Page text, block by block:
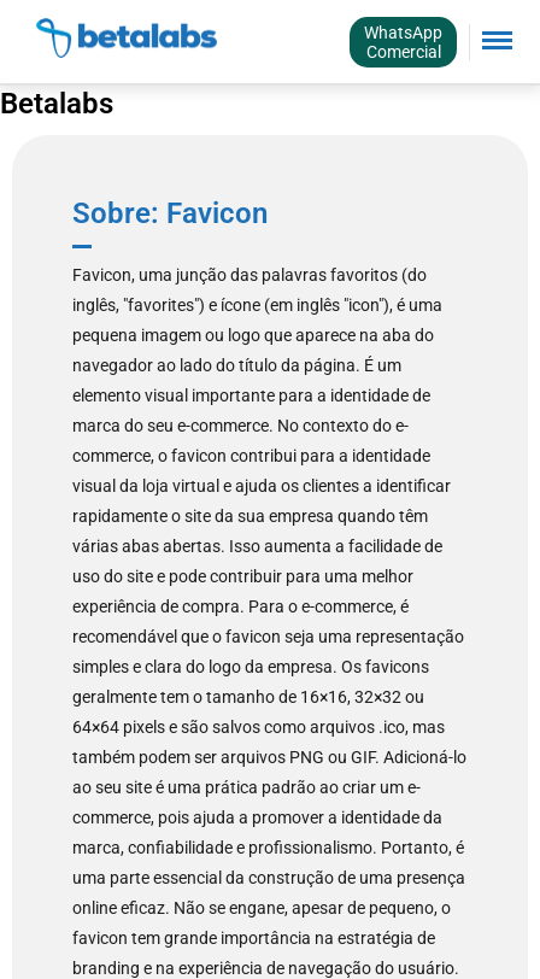
WhatsApp
Comercial
Betalabs
Sobre: Favicon
Favicon, uma junção das palavras favoritos (do
inglês, "favorites") e ícone (em inglês "icon"), é uma
pequena imagem ou logo que aparece na aba do
navegador ao lado do título da página. É um
elemento visual importante para a identidade de
marca do seu e-commerce. No contexto do e-
commerce, o favicon contribui para a identidade
visual da loja virtual e ajuda os clientes a identificar
rapidamente o site da sua empresa quando têm
várias abas abertas. Isso aumenta a facilidade de
uso do site e pode contribuir para uma melhor
experiência de compra. Para o e-commerce, é
recomendável que o favicon seja uma representação
simples e clara do logo da empresa. Os favicons
geralmente tem o tamanho de 16×16, 32×32 ou
64×64 pixels e são salvos como arquivos .ico, mas
também podem ser arquivos PNG ou GIF. Adicioná-lo
ao seu site é uma prática padrão ao criar um e-
commerce, pois ajuda a promover a identidade da
marca, confiabilidade e profissionalismo. Portanto, é
uma parte essencial da construção de uma presença
online eficaz. Não se engane, apesar de pequeno, o
favicon tem grande importância na estratégia de
branding e na experiência de navegação do usuário.